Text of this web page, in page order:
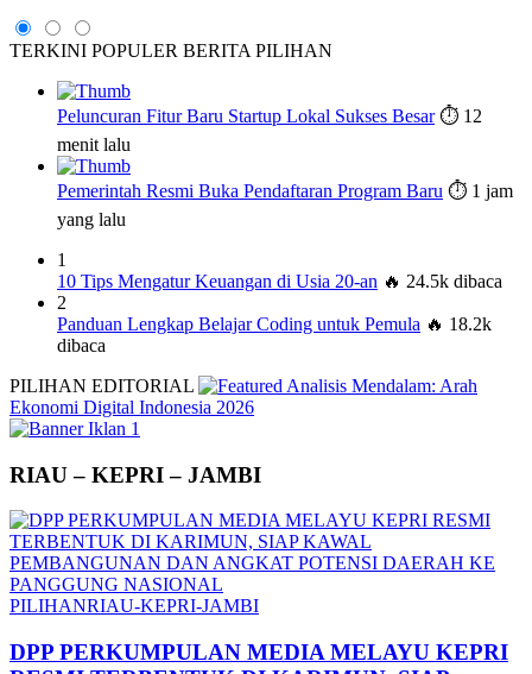
TERKINI POPULER BERITA PILIHAN
Peluncuran Fitur Baru Startup Lokal Sukses Besar ⏱️ 12
menit lalu
Pemerintah Resmi Buka Pendaftaran Program Baru ⏱️ 1 jam
yang lalu
1
10 Tips Mengatur Keuangan di Usia 20-an 🔥 24.5k dibaca
2
Panduan Lengkap Belajar Coding untuk Pemula 🔥 18.2k
dibaca
PILIHAN EDITORIAL
Analisis Mendalam: Arah
Ekonomi Digital Indonesia 2026
RIAU – KEPRI – JAMBI
PILIHANRIAU-KEPRI-JAMBI
DPP PERKUMPULAN MEDIA MELAYU KEPRI